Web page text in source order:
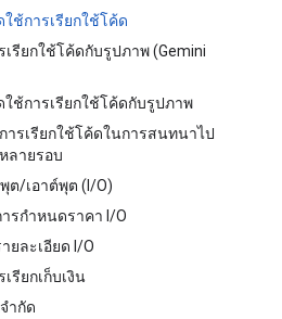
ใช้การเรียกใช้โค้ด
เรียกใช้โค้ดกับรูปภาพ (Gemini
ใช้การเรียกใช้โค้ดกับรูปภาพ
ารเรียกใช้โค้ดในการสนทนาไป
ลายรอบ
ต/เอาต์พุต (I/O)
ารกำหนดราคา I/O
ยละเอียด I/O
เรียกเก็บเงิน
ำกัด